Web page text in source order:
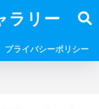
ラリー
プライバシーポリシー